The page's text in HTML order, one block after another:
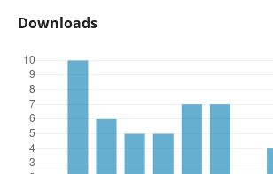
Downloads